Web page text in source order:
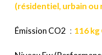
(résidentiel, urbain ou
Émission CO2 116 kg